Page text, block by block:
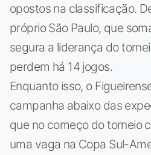
opostos na classificação.
próprio São Paulo, que
segura a liderança do
perdem há 14 jogos.
Enquanto isso, o
campanha abaixo das
que no começo do torneio
uma vaga na Copa Sul-